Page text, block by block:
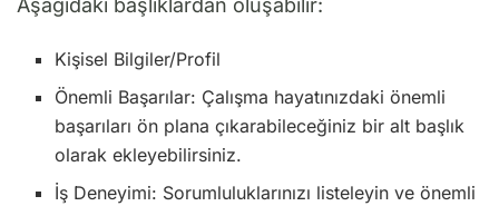
Aşağıdaki başlıklardan oluşabilir:
Kişisel Bilgiler/Profil
Önemli Başarılar: Çalışma hayatınızdaki önemli
başarıları ön plana çıkarabileceğiniz bir alt başlık
olarak ekleyebilirsiniz.
İş Deneyimi: Sorumluluklarınızı listeleyin ve önemli